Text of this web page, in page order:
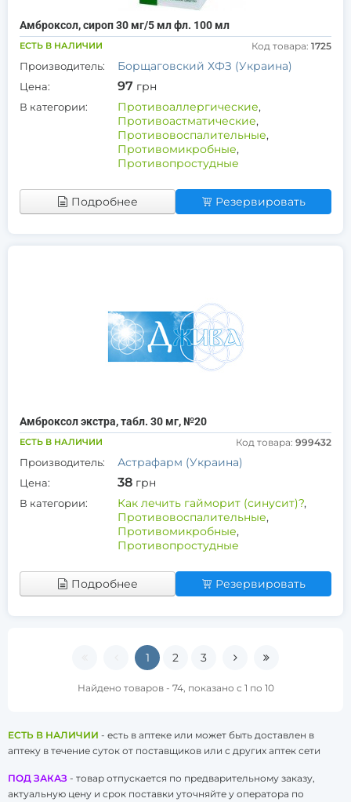
Амброксол, сироп 30 мг/5 мл фл. 100 мл
ЕСТЬ В НАЛИЧИИ Код товара: 1725
Производитель: Борщаговский ХФЗ (Украина)
Цена: 97 грн
В категории: Противоаллергические,
Противоастматические,
Противовоспалительные,
Противомикробные,
Противопростудные
Подробнее Резервировать
Амброксол экстра, табл. 30 мг, №20
ЕСТЬ В НАЛИЧИИ Код товара: 999432
Производитель: Астрафарм (Украина)
Цена: 38 грн
В категории: Как лечить гайморит (синусит)?,
Противовоспалительные,
Противомикробные,
Противопростудные
Подробнее Резервировать
1 2 3
Найдено товаров - 74, показано с 1 по 10
ЕСТЬ В НАЛИЧИИ - есть в аптеке или может быть доставлен в
аптеку в течение суток от поставщиков или с других аптек сети
ПОД ЗАКАЗ - товар отпускается по предварительному заказу,
актуальную цену и срок поставки уточняйте у оператора по